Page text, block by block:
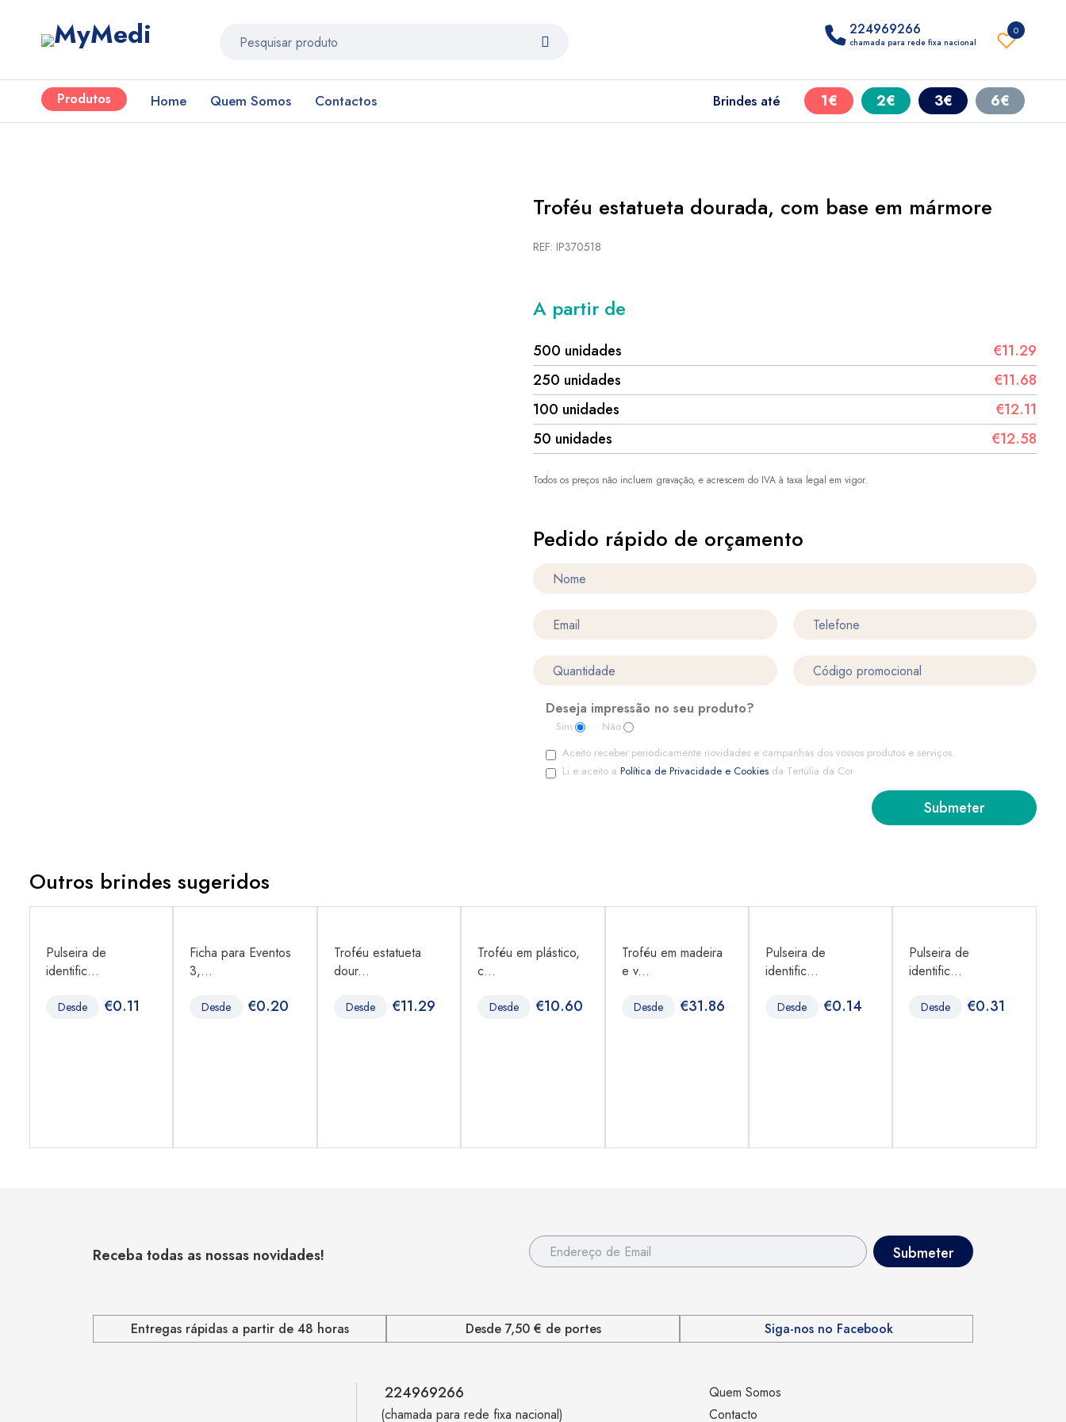
0
224969266
chamada para rede fixa nacional
Produtos Home Quem Somos Contactos Brindes até 1€ 2€ 3€ 6€
Troféu estatueta dourada, com base em mármore
REF: IP370518
A partir de
500 unidades
€11.29
250 unidades
€11.68
100 unidades
€12.11
50 unidades
€12.58
Todos os preços não incluem gravação, e acrescem do IVA à taxa legal em vigor.
Pedido rápido de orçamento
Deseja impressão no seu produto?
Sim
Não
Aceito receber periodicamente novidades e campanhas dos vossos produtos e serviços.
Li e aceito a Política de Privacidade e Cookies da Tertúlia da Cor
Outros brindes sugeridos
Pulseira de
identific...
Desde €0.11
Ficha para Eventos
3,...
Desde €0.20
Troféu estatueta
dour...
Desde €11.29
Troféu em plástico,
c...
Desde €10.60
Troféu em madeira
e v...
Desde €31.86
Pulseira de
identific...
Desde €0.14
Pulseira de
identific...
Desde €0.31
Receba todas as nossas novidades!
Entregas rápidas a partir de 48 horas Desde 7,50 € de portes Siga-nos no Facebook
224969266
(chamada para rede fixa nacional)
Quem Somos
Contacto